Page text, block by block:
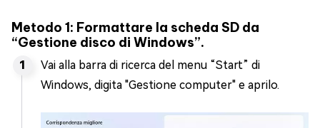
Metodo 1: Formattare la scheda SD da
“Gestione disco di Windows”.
Vai alla barra di ricerca del menu “Start” di
Windows, digita "Gestione computer" e aprilo.